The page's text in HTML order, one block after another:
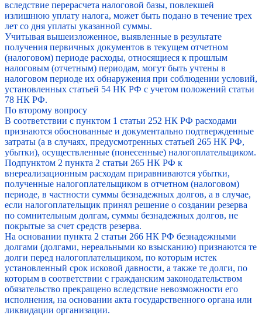
вследствие перерасчета налоговой базы, повлекшей
излишнюю уплату налога, может быть подано в течение трех
лет со дня уплаты указанной суммы.
Учитывая вышеизложенное, выявленные в результате
получения первичных документов в текущем отчетном
(налоговом) периоде расходы, относящиеся к прошлым
налоговым (отчетным) периодам, могут быть учтены в
налоговом периоде их обнаружения при соблюдении условий,
установленных статьей 54 НК РФ с учетом положений статьи
78 НК РФ.
По второму вопросу
В соответствии с пунктом 1 статьи 252 НК РФ расходами
признаются обоснованные и документально подтвержденные
затраты (а в случаях, предусмотренных статьей 265 НК РФ,
убытки), осуществленные (понесенные) налогоплательщиком.
Подпунктом 2 пункта 2 статьи 265 НК РФ к
внереализационным расходам приравниваются убытки,
полученные налогоплательщиком в отчетном (налоговом)
периоде, в частности суммы безнадежных долгов, а в случае,
если налогоплательщик принял решение о создании резерва
по сомнительным долгам, суммы безнадежных долгов, не
покрытые за счет средств резерва.
На основании пункта 2 статьи 266 НК РФ безнадежными
долгами (долгами, нереальными ко взысканию) признаются те
долги перед налогоплательщиком, по которым истек
установленный срок исковой давности, а также те долги, по
которым в соответствии с гражданским законодательством
обязательство прекращено вследствие невозможности его
исполнения, на основании акта государственного органа или
ликвидации организации.